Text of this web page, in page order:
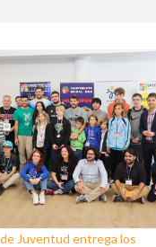
Juventud entrega los